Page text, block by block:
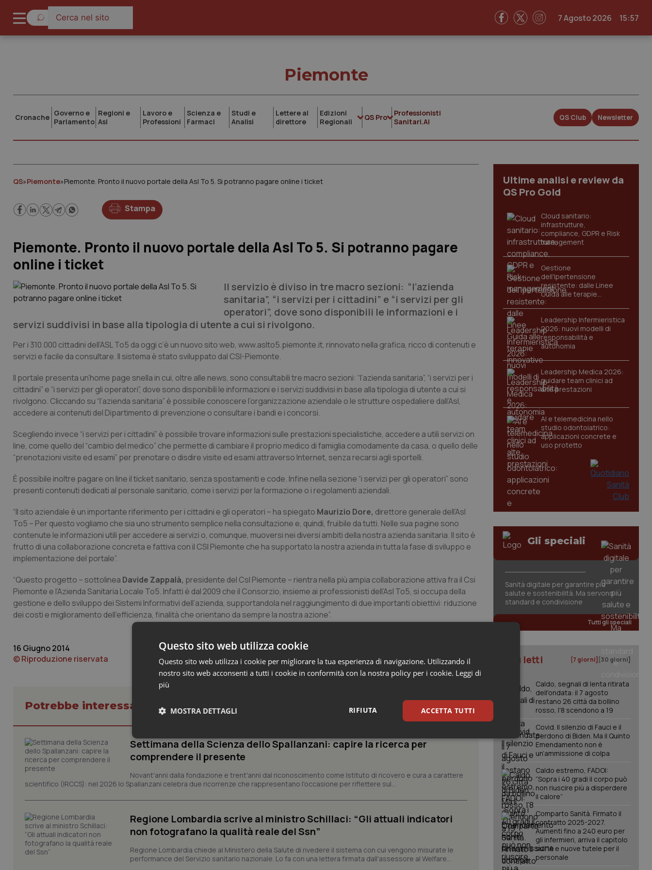
7 Agosto 2026 15:57
Piemonte
Cronache Governo e
Parlamento
Regioni e
Asl
Lavoro e
Professioni
Scienza e
Farmaci
Studi e
Analisi
Lettere al
direttore
Edizioni
Regionali
QS Pro
Professionisti
Sanitari.AI
QS Club Newsletter
QS»Piemonte»Piemonte. Pronto il nuovo portale della Asl To 5. Si potranno pagare online i ticket
Stampa
Piemonte. Pronto il nuovo portale della Asl To 5. Si potranno pagare
online i ticket
Il servizio è diviso in tre macro sezioni: “l’azienda
sanitaria”, “i servizi per i cittadini” e “i servizi per gli
operatori”, dove sono disponibili le informazioni e i
servizi suddivisi in base alla tipologia di utente a cui si rivolgono.
Per i 310.000 cittadini dell’ASL To5 da oggi c’è un nuovo sito web, www.aslto5.piemonte.it, rinnovato nella grafica, ricco di contenuti e
servizi e facile da consultare. Il sistema è stato sviluppato dal CSI-Piemonte.
Il portale presenta un’home page snella in cui, oltre alle news, sono consultabili tre macro sezioni: “l’azienda sanitaria”, “i servizi per i
cittadini” e “i servizi per gli operatori”, dove sono disponibili le informazioni e i servizi suddivisi in base alla tipologia di utente a cui si
rivolgono. Cliccando su “l’azienda sanitaria” è possibile conoscere l’organizzazione aziendale o le strutture ospedaliere dall’Asl,
accedere ai contenuti del Dipartimento di prevenzione o consultare i bandi e i concorsi.
Scegliendo invece “i servizi per i cittadini” è possibile trovare informazioni sulle prestazioni specialistiche, accedere a utili servizi on
line, come quello del “cambio del medico” che permette di cambiare il proprio medico di famiglia comodamente da casa, o quello delle
“prenotazioni visite ed esami” per prenotare o disdire visite ed esami attraverso Internet, senza recarsi agli sportelli.
È possibile inoltre pagare on line il ticket sanitario, senza spostamenti e code. Infine nella sezione “i servizi per gli operatori” sono
presenti contenuti dedicati al personale sanitario, come i servizi per la formazione o i regolamenti aziendali.
“Il sito aziendale è un importante riferimento per i cittadini e gli operatori – ha spiegato Maurizio Dore, direttore generale dell’Asl
To5 – Per questo vogliamo che sia uno strumento semplice nella consultazione e, quindi, fruibile da tutti. Nelle sua pagine sono
contenute le informazioni utili per accedere ai servizi o, comunque, muoversi nei diversi ambiti della nostra azienda sanitaria. Il sito è
frutto di una collaborazione concreta e fattiva con il CSI Piemonte che ha supportato la nostra azienda in tutta la fase di sviluppo e
implementazione del portale”.
“Questo progetto – sottolinea Davide Zappalà, presidente del CsI Piemonte – rientra nella più ampia collaborazione attiva fra il Csi
Piemonte e l’Azienda Sanitaria Locale To5. Infatti è dal 2009 che il Consorzio, insieme ai professionisti dell’Asl To5, si occupa della
gestione e dello sviluppo dei Sistemi Informativi dell’azienda, supportandola nel raggiungimento di due importanti obiettivi: riduzione
dei costi e miglioramento dell’efficienza, finalità che orientano da sempre la nostra azione”.
16 Giugno 2014
© Riproduzione riservata
Potrebbe interessarti in Piemonte
Settimana della Scienza dello Spallanzani: capire la ricerca per
comprendere il presente
Novant'anni dalla fondazione e trent'anni dal riconoscimento come Istituto di ricovero e cura a carattere
scientifico (IRCCS): nel 2026 lo Spallanzani celebra due ricorrenze che rappresentano l'occasione per riflettere sul...
Regione Lombardia scrive al ministro Schillaci: “Gli attuali indicatori
non fotografano la qualità reale del Ssn”
Regione Lombardia chiede al Ministero della Salute di rivedere il sistema con cui vengono misurate le
performance del Servizio sanitario nazionale. Lo fa con una lettera firmata dall'assessore al Welfare...
Ultime analisi e review da
QS Pro Gold
Cloud sanitario:
infrastrutture,
compliance, GDPR e Risk
management
Gestione
dell'Ipertensione
resistente: dalle Linee
Guida alle terapie
innovative
Leadership Infermieristica
2026: nuovi modelli di
responsabilità e
autonomia
Leadership Medica 2026:
guidare team clinici ad
alte prestazioni
AI e telemedicina nello
studio odontoiatrico:
applicazioni concrete e
uso protetto
Gli speciali
Sanità digitale per garantire più
salute e sostenibilità. Ma servono
standard e condivisione
Tutti gli speciali
I più letti [7 giorni] [30 giorni]
Caldo, segnali di lenta ritirata
dell'ondata: il 7 agosto
restano 26 città da bollino
rosso, l'8 scendono a 19
Covid. Il silenzio di Fauci e il
perdono di Biden. Ma il Quinto
Emendamento non è
un’ammissione di colpa
Caldo estremo, FADOI:
“Sopra i 40 gradi il corpo può
non riuscire più a disperdere
il calore”
Comparto Sanità. Firmato il
contratto 2025-2027.
Aumenti fino a 240 euro per
gli infermieri, arriva il capitolo
sull'IA e nuove tutele per il
personale
Questo sito web utilizza cookie
Questo sito web utilizza i cookie per migliorare la tua esperienza di navigazione. Utilizzando il
nostro sito web acconsenti a tutti i cookie in conformità con la nostra policy per i cookie. Leggi di
più
ACCETTA TUTTI
RIFIUTA
MOSTRA DETTAGLI
Necessari Statistici Marketing
I cookie necessari contribuiscono a rendere fruibile il sito web abilitandone funzionalità di base quali la navigazione sulle pagine
e l'accesso alle aree protette del sito. Il sito web non è in grado di funzionare correttamente senza questi cookie.
Nome
Fornitore /Dominio Scadenza
Descrizione
VISITOR_PRIVACY_METADATA
YouTube
5 mesi 4
Questo cookie viene utilizzato per memorizzare le